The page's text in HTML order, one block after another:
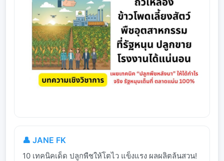
👤 JANE FK
10 เทคนิคเด็ด ปลูกพืชให้โตไว แข็งแรง ผลผลิตล้นสวน!